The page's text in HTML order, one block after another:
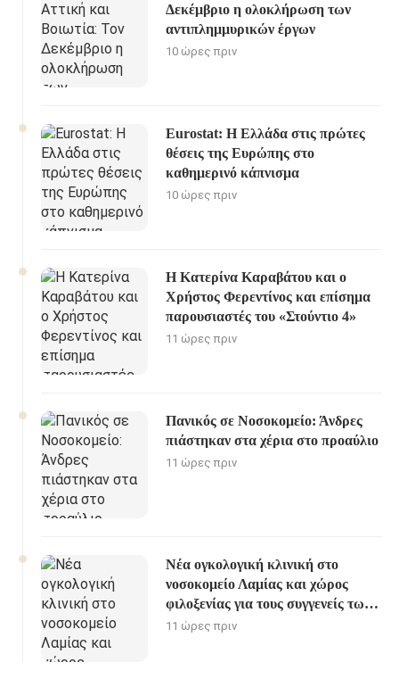
Δεκέμβριο η ολοκλήρωση των
αντιπλημμυρικών έργων
10 ώρες πριν
Eurostat: Η Ελλάδα στις πρώτες
θέσεις της Ευρώπης στο
καθημερινό κάπνισμα
10 ώρες πριν
Η Κατερίνα Καραβάτου και ο
Χρήστος Φερεντίνος και επίσημα
παρουσιαστές του «Στούντιο 4»
11 ώρες πριν
Πανικός σε Νοσοκομείο: Άνδρες
πιάστηκαν στα χέρια στο προαύλιο
11 ώρες πριν
Νέα ογκολογική κλινική στο
νοσοκομείο Λαμίας και χώρος
φιλοξενίας για τους συγγενείς των
ασθενών
11 ώρες πριν